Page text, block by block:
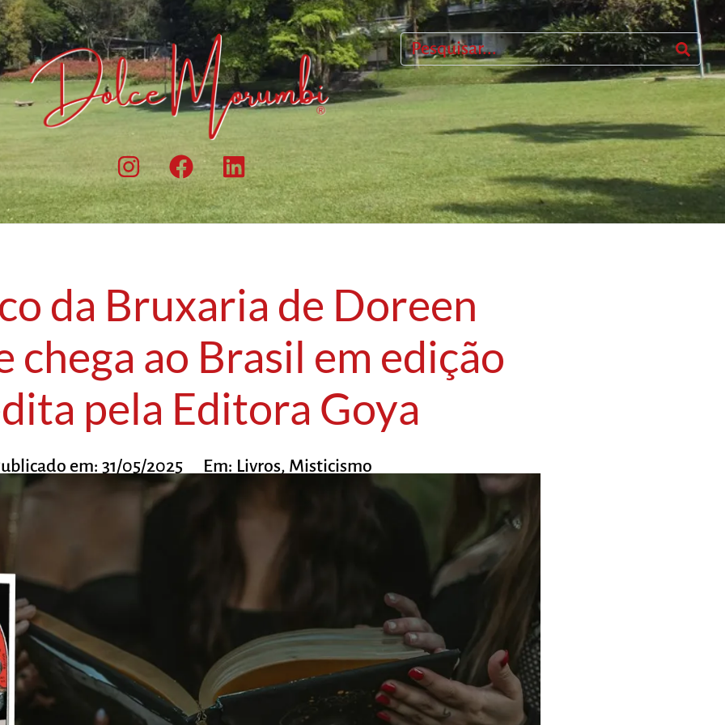
da Bruxaria de Doreen
chega ao Brasil em edição
pela Editora Goya
em: 31/05/2025 Em: Livros, Misticismo